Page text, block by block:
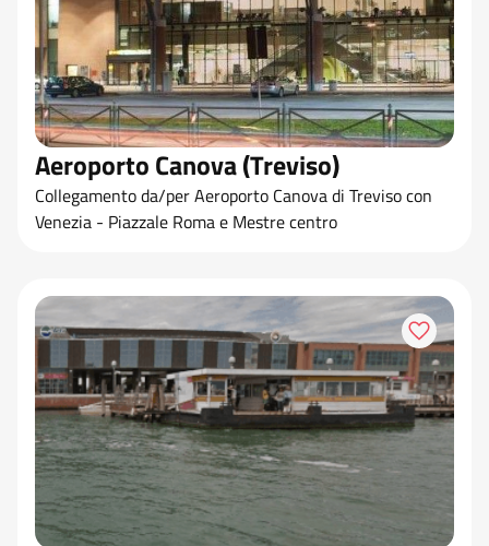
Aeroporto Canova (Treviso)
Collegamento da/per Aeroporto Canova di Treviso con
Venezia - Piazzale Roma e Mestre centro